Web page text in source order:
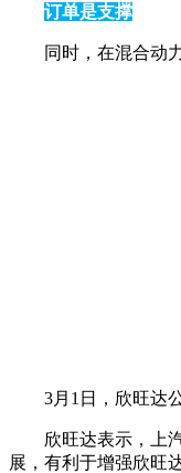
订单是支撑
同时，在混合动
3月1日，欣旺达
欣旺达表示，上
展，有利于增强欣旺